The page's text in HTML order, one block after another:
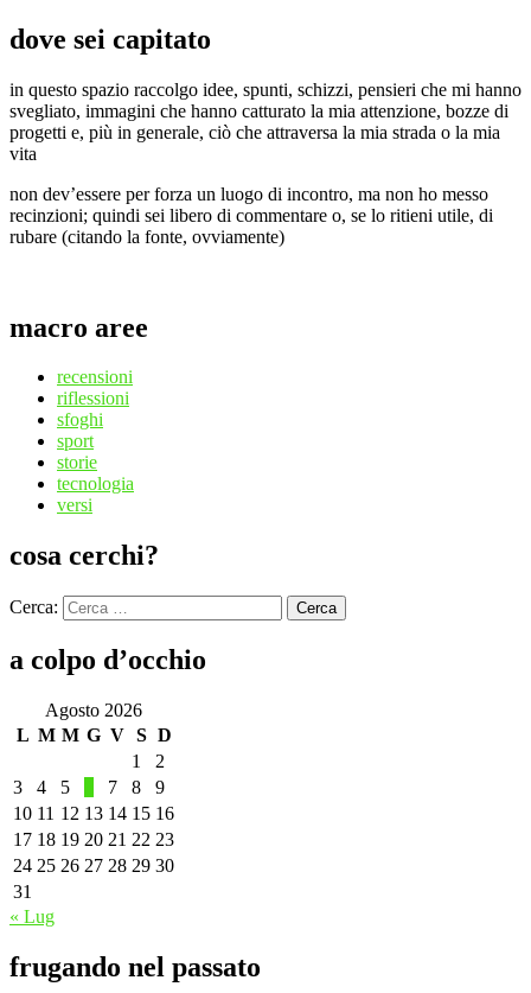
dove sei capitato
in questo spazio raccolgo idee, spunti, schizzi, pensieri che mi hanno
svegliato, immagini che hanno catturato la mia attenzione, bozze di
progetti e, più in generale, ciò che attraversa la mia strada o la mia
vita
non dev’essere per forza un luogo di incontro, ma non ho messo
recinzioni; quindi sei libero di commentare o, se lo ritieni utile, di
rubare (citando la fonte, ovviamente)
macro aree
recensioni
riflessioni
sfoghi
sport
storie
tecnologia
versi
cosa cerchi?
Cerca: Cerca
a colpo d’occhio
Agosto 2026
L M M G V S D
1
2
3
4 5 7 8
9
10 11 12 13 14 15 16
17 18 19 20 21 22 23
24 25 26 27 28 29 30
31
« Lug
frugando nel passato